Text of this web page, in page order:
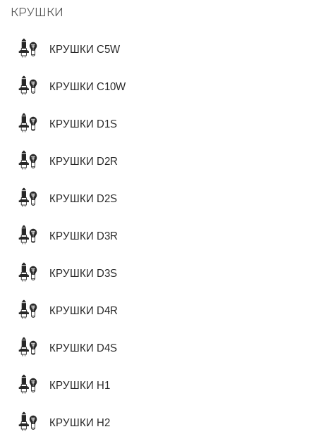
КРУШКИ
КРУШКИ C5W
КРУШКИ C10W
КРУШКИ D1S
КРУШКИ D2R
КРУШКИ D2S
КРУШКИ D3R
КРУШКИ D3S
КРУШКИ D4R
КРУШКИ D4S
КРУШКИ H1
КРУШКИ H2